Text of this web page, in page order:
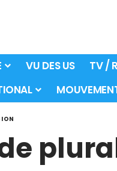
VU DES US TV /